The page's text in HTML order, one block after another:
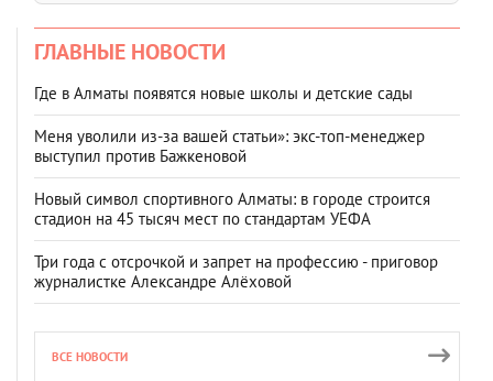
ГЛАВНЫЕ НОВОСТИ
Где в Алматы появятся новые школы и детские сады
Меня уволили из-за вашей статьи»: экс-топ-менеджер
выступил против Бажкеновой
Новый символ спортивного Алматы: в городе строится
стадион на 45 тысяч мест по стандартам УЕФА
Три года с отсрочкой и запрет на профессию - приговор
журналистке Александре Алёховой
ВСЕ НОВОСТИ